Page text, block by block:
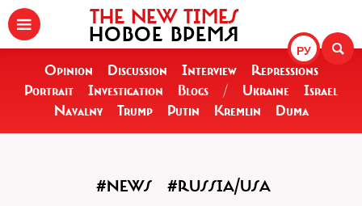
РУ
THE NEW TIMES
НОВОЕ ВРЕМЯ
Opinion Discussion Interview
Repressions
Portrait
Investigation Blogs / Ukraine
Israel
Navalny
Trump Putin Kremlin Duma
#NEWS #RUSSIA/USA